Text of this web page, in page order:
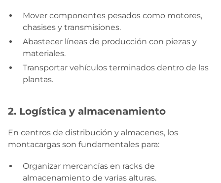
Mover componentes pesados como motores,
chasises y transmisiones.
Abastecer líneas de producción con piezas y
materiales.
Transportar vehículos terminados dentro de las
plantas.
2. Logística y almacenamiento
En centros de distribución y almacenes, los
montacargas son fundamentales para:
Organizar mercancías en racks de
almacenamiento de varias alturas.